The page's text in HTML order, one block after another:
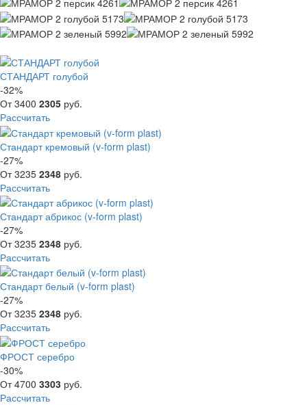
СТАНДАРТ голубой
-32%
От3400 2305 руб.
Рассчитать
Стандарт кремовый (v-form plast)
-27%
От3235 2348 руб.
Рассчитать
Стандарт абрикос (v-form plast)
-27%
От3235 2348 руб.
Рассчитать
Стандарт белый (v-form plast)
-27%
От3235 2348 руб.
Рассчитать
ФРОСТ серебро
-30%
От4700 3303 руб.
Рассчитать